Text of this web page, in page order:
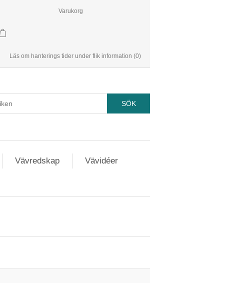
Varukorg
Läs om hanterings tider under flik information (0)
Vävredskap
Vävidéer